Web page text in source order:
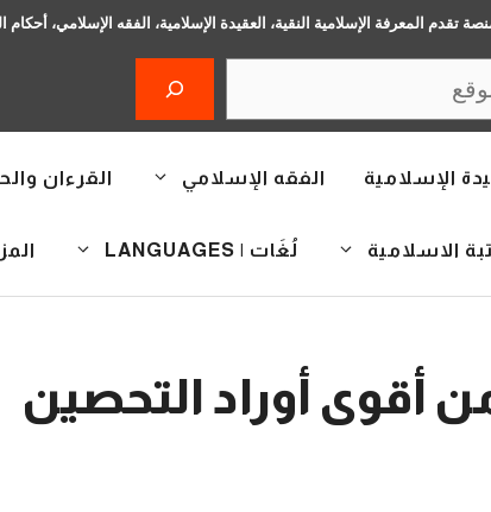
تقدم المعرفة الإسلامية النقية، العقيدة الإسلامية، الفقه الإسلامي،
الإسلامية الفقه الإسلامي القرءان
الاسلامية لُغَات | LANGUAGES
أقوى أوراد التحصين